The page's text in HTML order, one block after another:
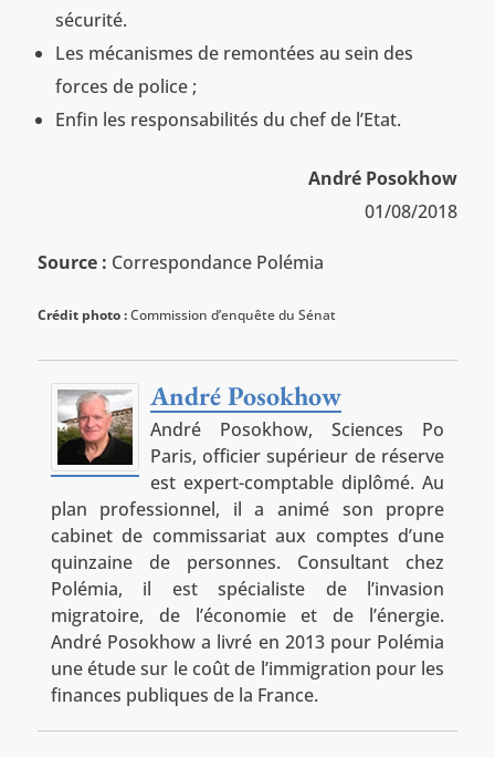
sécurité.
Les mécanismes de remontées au sein des
forces de police ;
Enfin les responsabilités du chef de l’Etat.
André Posokhow
01/08/2018
Source : Correspondance Polémia
Crédit photo :Commission d’enquête du Sénat
André Posokhow
André Posokhow, Sciences Po
Paris, officier supérieur de réserve
est expert-comptable diplômé. Au
plan professionnel, il a animé son propre
cabinet de commissariat aux comptes d’une
quinzaine de personnes. Consultant chez
Polémia, il est spécialiste de l’invasion
migratoire, de l’économie et de l’énergie.
André Posokhow a livré en 2013 pour Polémia
une étude sur le coût de l’immigration pour les
finances publiques de la France.